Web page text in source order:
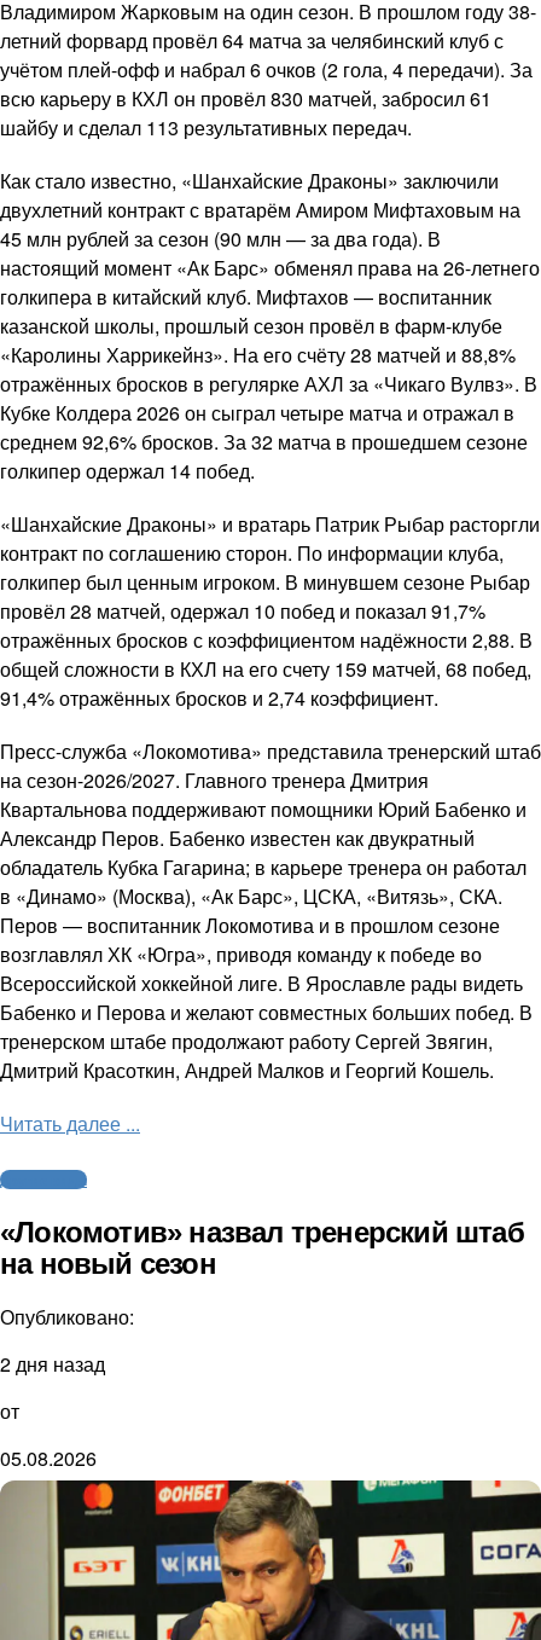
Владимиром Жарковым на один сезон. В прошлом году 38-
летний форвард провёл 64 матча за челябинский клуб с
учётом плей-офф и набрал 6 очков (2 гола, 4 передачи). За
всю карьеру в КХЛ он провёл 830 матчей, забросил 61
шайбу и сделал 113 результативных передач.
Как стало известно, «Шанхайские Драконы» заключили
двухлетний контракт с вратарём Амиром Мифтаховым на
45 млн рублей за сезон (90 млн — за два года). В
настоящий момент «Ак Барс» обменял права на 26-летнего
голкипера в китайский клуб. Мифтахов — воспитанник
казанской школы, прошлый сезон провёл в фарм-клубе
«Каролины Харрикейнз». На его счёту 28 матчей и 88,8%
отражённых бросков в регулярке АХЛ за «Чикаго Вулвз». В
Кубке Колдера 2026 он сыграл четыре матча и отражал в
среднем 92,6% бросков. За 32 матча в прошедшем сезоне
голкипер одержал 14 побед.
«Шанхайские Драконы» и вратарь Патрик Рыбар расторгли
контракт по соглашению сторон. По информации клуба,
голкипер был ценным игроком. В минувшем сезоне Рыбар
провёл 28 матчей, одержал 10 побед и показал 91,7%
отражённых бросков с коэффициентом надёжности 2,88. В
общей сложности в КХЛ на его счету 159 матчей, 68 побед,
91,4% отражённых бросков и 2,74 коэффициент.
Пресс-служба «Локомотива» представила тренерский штаб
на сезон-2026/2027. Главного тренера Дмитрия
Квартальнова поддерживают помощники Юрий Бабенко и
Александр Перов. Бабенко известен как двукратный
обладатель Кубка Гагарина; в карьере тренера он работал
в «Динамо» (Москва), «Ак Барс», ЦСКА, «Витязь», СКА.
Перов — воспитанник Локомотива и в прошлом сезоне
возглавлял ХК «Югра», приводя команду к победе во
Всероссийской хоккейной лиге. В Ярославле рады видеть
Бабенко и Перова и желают совместных больших побед. В
тренерском штабе продолжают работу Сергей Звягин,
Дмитрий Красоткин, Андрей Малков и Георгий Кошель.
Читать далее ...
Другие виды
«Локомотив» назвал тренерский штаб
на новый сезон
Опубликовано:
2 дня назад
от
05.08.2026